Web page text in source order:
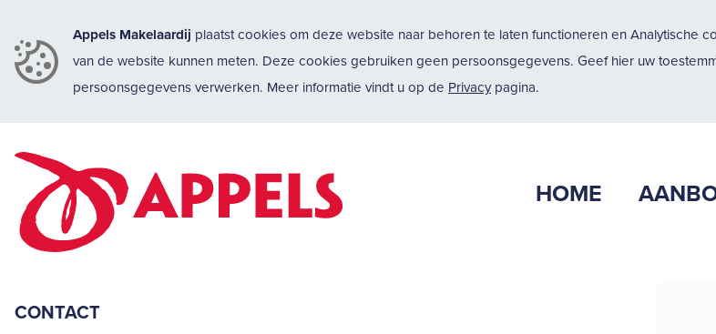
Appels Makelaardij plaatst cookies om deze website naar behoren te laten functioneren en Analytische
van de website kunnen meten. Deze cookies gebruiken geen persoonsgegevens. Geef hier uw
persoonsgegevens verwerken. Meer informatie vindt u op de Privacypagina.
HOME
CONTACT